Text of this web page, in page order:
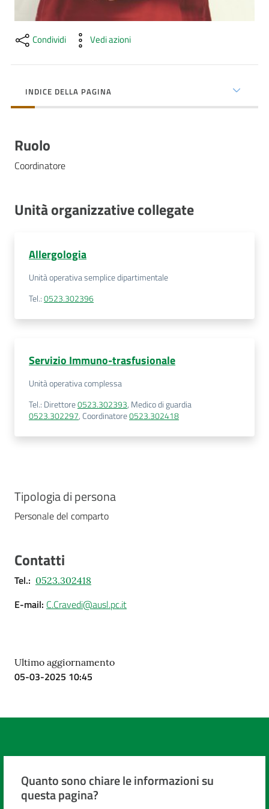
Costruiamo
Novità
Imprese
Condividi Vedi azioni
INDICE DELLA PAGINA
Ruolo
Coordinatore
Unità organizzative collegate
Allergologia
Unità operativa semplice dipartimentale
Tel.:0523.302396
Servizio Immuno-trasfusionale
Unità operativa complessa
Tel.: Direttore0523.302393, Medico di guardia
0523.302297, Coordinatore0523.302418
Tipologia di persona
Personale del comparto
Contatti
Tel.: 0523.302418
E-mail: C.Cravedi@ausl.pc.it
Ultimo aggiornamento
05-03-2025 10:45
Quanto sono chiare le informazioni su
questa pagina?